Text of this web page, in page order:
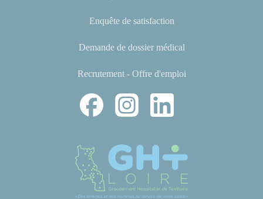
Enquête de satisfaction
Demande de dossier médical
Recrutement - Offre d'emploi